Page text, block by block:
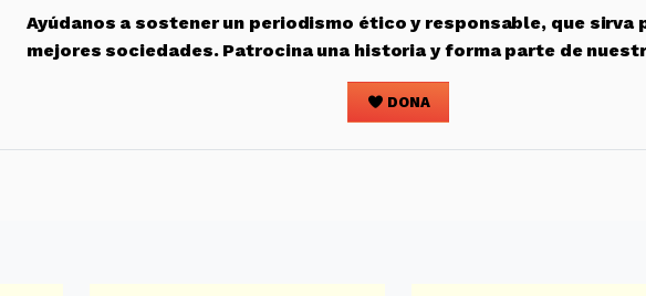
Ayúdanos a sostener un periodismo ético y responsable, que sirva
mejores sociedades. Patrocina una historia y forma parte de
DONA